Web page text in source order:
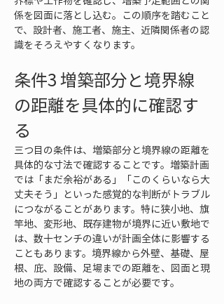
係を図面に落とし込む。この順序を踏むこと
で、設計者、施工者、施主、近隣関係者の認
識をそろえやすくなります。
条件3 増築部分と境界線
の距離を具体的に確認す
る
三つ目の条件は、増築部分と境界線の距離を
具体的な寸法で確認することです。増築計画
では「まだ余裕がある」「このくらいなら大
丈夫そう」といった感覚的な判断がトラブル
につながることがあります。特に狭小地、旗
竿地、変形地、既存建物が境界に近い敷地で
は、数十センチの違いが計画全体に影響する
こともあります。境界線から外壁、基礎、屋
根、庇、設備、足場までの距離を、図面と現
地の両方で確認することが必要です。